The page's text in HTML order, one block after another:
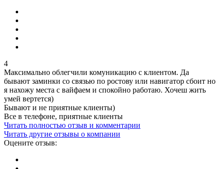
4
Максимально облегчили комуникацию с клиентом. Да
бывают заминки со связью по ростову или навигатор сбоит но
я нахожу места с вайфаем и спокойно работаю. Хочеш жить
умей вертется)
Бывают и не приятные клиенты)
Все в телефоне, приятные клиенты
Читать полностью отзыв и комментарии
Читать другие отзывы о компании
Оцените отзыв: